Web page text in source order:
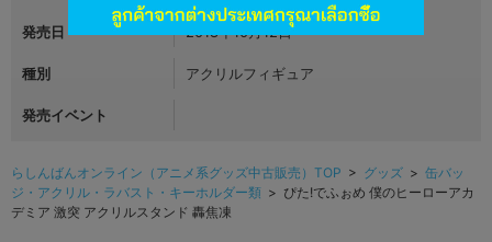
発売日 2018年10月12日
種別 アクリルフィギュア
発売イベント
らしんばんオンライン（アニメ系グッズ中古販売）TOP > グッズ > 缶バッ
ジ・アクリル・ラバスト・キーホルダー類 > ぴた!でふぉめ 僕のヒーローアカ
デミア 激突 アクリルスタンド 轟焦凍